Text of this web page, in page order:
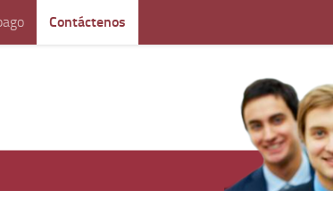
Contáctenos